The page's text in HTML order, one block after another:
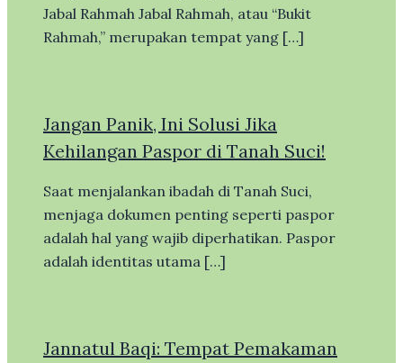
Jabal Rahmah Jabal Rahmah, atau “Bukit
Rahmah,” merupakan tempat yang […]
Jangan Panik, Ini Solusi Jika
Kehilangan Paspor di Tanah Suci!
Saat menjalankan ibadah di Tanah Suci,
menjaga dokumen penting seperti paspor
adalah hal yang wajib diperhatikan. Paspor
adalah identitas utama […]
Jannatul Baqi: Tempat Pemakaman